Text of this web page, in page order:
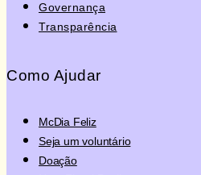
Governança
Transparência
Como Ajudar
McDia Feliz
Seja um voluntário
Doação